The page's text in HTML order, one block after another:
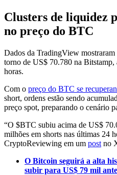
Clusters de liquidez
no preço do BTC
Dados da TradingView
torno de US$ 70.780 na Bitstamp,
horas.
Com o preço do BTC se
short, ordens estão sendo
preço spot, preparando o cenário
“O $BTC subiu acima de US$
milhões em shorts nas últimas 24
CryptoReviewing em um post no
O Bitcoin seguirá a alta
subir para US$ 79 mil